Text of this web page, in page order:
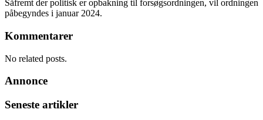
Såfremt der politisk er opbakning til forsøgsordningen, vil ordningen
påbegyndes i januar 2024.
Kommentarer
No related posts.
Annonce
Seneste artikler